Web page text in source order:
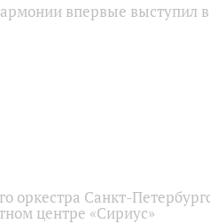
впервые выступил
оркестра Санкт-
центре «Сириус»